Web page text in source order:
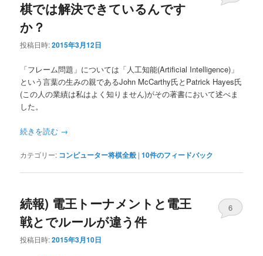
棋では解決できているんです
か？
投稿日時:2015年3月12日
「フレーム問題」については「人工知能(Artificial Intelligence)」
という言葉の生みの親であるJohn McCarthy氏とPatrick Hayes氏
(この人の業績は私はよく知りません)がその著書において述べま
した。
続きを読む →
カテゴリー: コンピューター将棋全般 |10件のフィードバック
続報) 電王トーナメントと電王
戦とでルールが違う件
投稿日時:2015年3月10日
6